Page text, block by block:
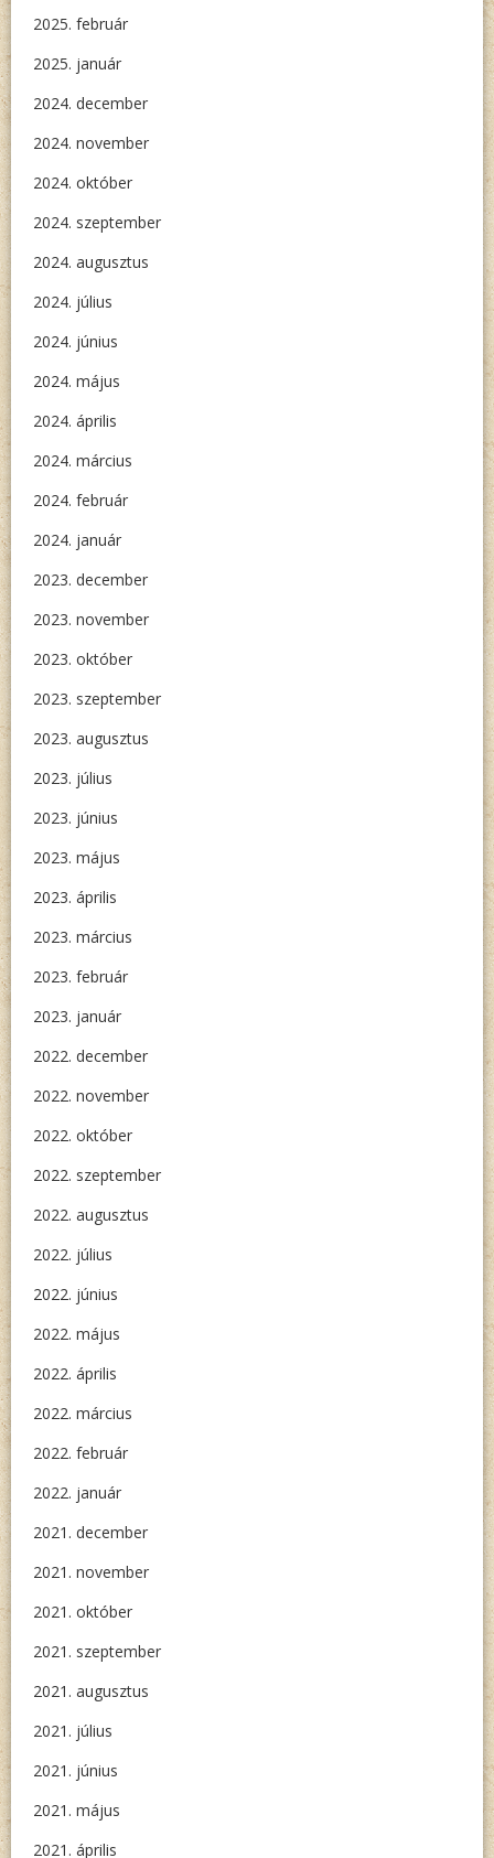
2025. február
2025. január
2024. december
2024. november
2024. október
2024. szeptember
2024. augusztus
2024. július
2024. június
2024. május
2024. április
2024. március
2024. február
2024. január
2023. december
2023. november
2023. október
2023. szeptember
2023. augusztus
2023. július
2023. június
2023. május
2023. április
2023. március
2023. február
2023. január
2022. december
2022. november
2022. október
2022. szeptember
2022. augusztus
2022. július
2022. június
2022. május
2022. április
2022. március
2022. február
2022. január
2021. december
2021. november
2021. október
2021. szeptember
2021. augusztus
2021. július
2021. június
2021. május
2021. április